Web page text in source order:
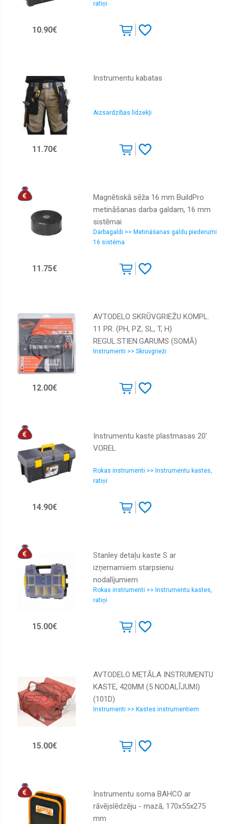
ratiņi
10.90€
Instrumentu kabatas
Aizsardzības līdzekļi
11.70€
Magnētiskā sēža 16 mm BuildPro
metināšanas darba galdam, 16 mm
sistēmai
Darbagaldi >> Metināšanas galdu piederumi
16 sistēma
11.75€
AVTODELO SKRŪVGRIEŽU KOMPL.
11 PR. (PH, PZ, SL, T, H)
REGUL.STIEN.GARUMS (SOMĀ)
(30730)
Instrumenti >> Skruvgrieži
12.00€
Instrumentu kaste plastmasas 20'
VOREL
Rokas instrumenti >> Instrumentu kastes,
ratiņi
14.90€
Stanley detaļu kaste S ar
izņemamiem starpsienu
nodalījumiem
Rokas instrumenti >> Instrumentu kastes,
ratiņi
15.00€
AVTODELO METĀLA INSTRUMENTU
KASTE, 420ММ (5 NODALĪJUMI)
(101D)
Instrumenti >> Kastes instrumentiem
15.00€
Instrumentu soma BAHCO ar
rāvējslēdzēju - mazā, 170x55x275
mm